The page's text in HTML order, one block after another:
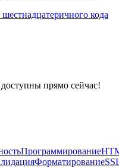
кода
прямо сейчас!
Программирование
Форматирование